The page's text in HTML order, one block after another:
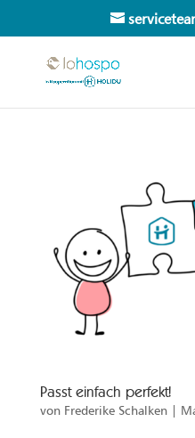
Passt einfach perfekt!
von Frederike Schalken|